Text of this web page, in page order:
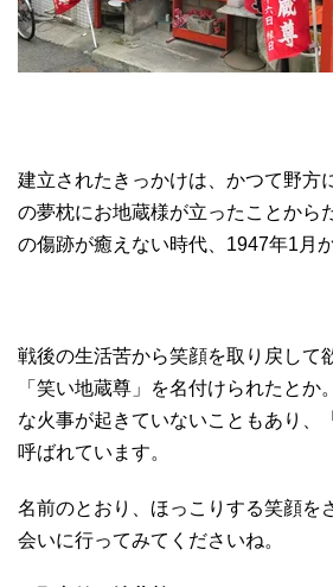
建立されたきっかけは、かつて野方
の夢枕にお地蔵様が立ったことから
の傷跡が癒えない時代、1947年1月
戦後の生活苦から笑顔を取り戻して
「笑い地蔵尊」を名付けられたとか
な火事が起きていないこともあり、
呼ばれています。
名前のとおり、ほっこりする笑顔を
会いに行ってみてくださいね。